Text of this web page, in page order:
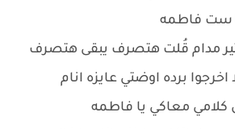
ست فاطمه
مدام قُلت هتصرف يبقى هتصرف
اخرجوا برده اوضتي عايزه انام
معاكي يا فاطمه